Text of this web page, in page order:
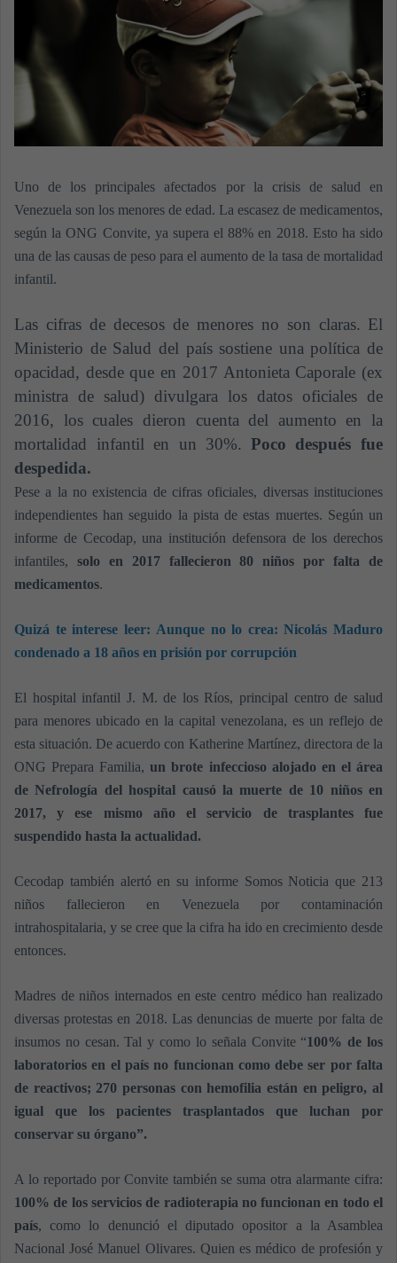
Uno de los principales afectados por la crisis de salud en
Venezuela son los menores de edad. La escasez de medicamentos,
según la ONG Convite, ya supera el 88% en 2018. Esto ha sido
una de las causas de peso para el aumento de la tasa de mortalidad
infantil.
Las cifras de decesos de menores no son claras. El
Ministerio de Salud del país sostiene una política de
opacidad, desde que en 2017 Antonieta Caporale (ex
ministra de salud) divulgara los datos oficiales de
2016, los cuales dieron cuenta del aumento en la
mortalidad infantil en un 30%. Poco después fue
despedida.
Pese a la no existencia de cifras oficiales, diversas instituciones
independientes han seguido la pista de estas muertes. Según un
informe de Cecodap, una institución defensora de los derechos
infantiles, solo en 2017 fallecieron 80 niños por falta de
medicamentos.
Quizá te interese leer: Aunque no lo crea: Nicolás Maduro
condenado a 18 años en prisión por corrupción
El hospital infantil J. M. de los Ríos, principal centro de salud
para menores ubicado en la capital venezolana, es un reflejo de
esta situación. De acuerdo con Katherine Martínez, directora de la
ONG Prepara Familia, un brote infeccioso alojado en el área
de Nefrología del hospital causó la muerte de 10 niños en
2017, y ese mismo año el servicio de trasplantes fue
suspendido hasta la actualidad.
Cecodap también alertó en su informe Somos Noticia que 213
niños fallecieron en Venezuela por contaminación
intrahospitalaria, y se cree que la cifra ha ido en crecimiento desde
entonces.
Madres de niños internados en este centro médico han realizado
diversas protestas en 2018. Las denuncias de muerte por falta de
insumos no cesan. Tal y como lo señala Convite “100% de los
laboratorios en el país no funcionan como debe ser por falta
de reactivos; 270 personas con hemofilia están en peligro, al
igual que los pacientes trasplantados que luchan por
conservar su órgano”.
A lo reportado por Convite también se suma otra alarmante cifra:
100% de los servicios de radioterapia no funcionan en todo el
país, como lo denunció el diputado opositor a la Asamblea
Nacional José Manuel Olivares. Quien es médico de profesión y